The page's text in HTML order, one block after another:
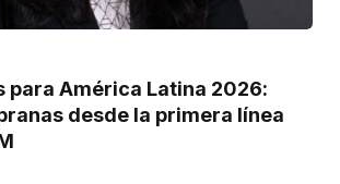
para América Latina 2026:
desde la primera línea